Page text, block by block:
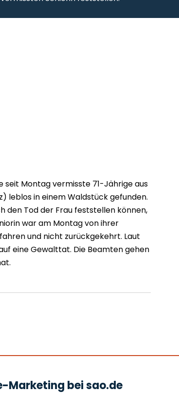
seit Montag vermisste 71-Jährige aus
leblos in einem Waldstück gefunden.
den Tod der Frau feststellen können,
war am Montag von ihrer
und nicht zurückgekehrt. Laut
eine Gewalttat. Die Beamten gehen
Marketing bei sao.de